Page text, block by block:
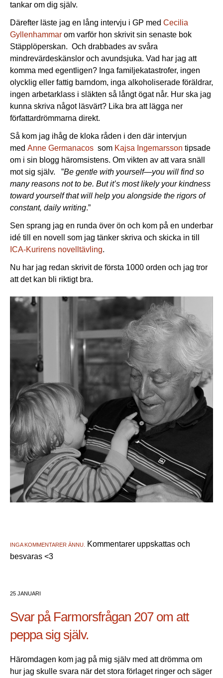
tankar om dig själv.
Därefter läste jag en lång intervju i GP med Cecilia
Gyllenhammar om varför hon skrivit sin senaste bok
Stäpplöperskan. Och drabbades av svåra
mindrevärdeskänslor och avundsjuka. Vad har jag att
komma med egentligen? Inga familjekatastrofer, ingen
olycklig eller fattig barndom, inga alkoholiserade föräldrar,
ingen arbetarklass i släkten så långt ögat når. Hur ska jag
kunna skriva något läsvärt? Lika bra att lägga ner
författardrömmarna direkt.
Så kom jag ihåg de kloka råden i den där intervjun
med Anne Germanacos som Kajsa Ingemarsson tipsade
om i sin blogg häromsistens. Om vikten av att vara snäll
mot sig själv. ”Be gentle with yourself—you will find so
many reasons not to be. But it’s most likely your kindness
toward yourself that will help you alongside the rigors of
constant, daily writing.”
Sen sprang jag en runda över ön och kom på en underbar
idé till en novell som jag tänker skriva och skicka in till
ICA-Kurirens novelltävling.
Nu har jag redan skrivit de första 1000 orden och jag tror
att det kan bli riktigt bra.
INGA KOMMENTARER ÄNNU.
Kommentarer uppskattas och
besvaras <3
25 JANUARI
Svar på Farmorsfrågan 207 om att
peppa sig själv.
Häromdagen kom jag på mig själv med att drömma om
hur jag skulle svara när det stora förlaget ringer och säger